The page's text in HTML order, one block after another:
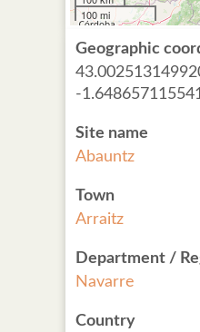
100 mi
Geographic
-
Site name
Abauntz
Town
Arraitz
Department /
Navarre
Country